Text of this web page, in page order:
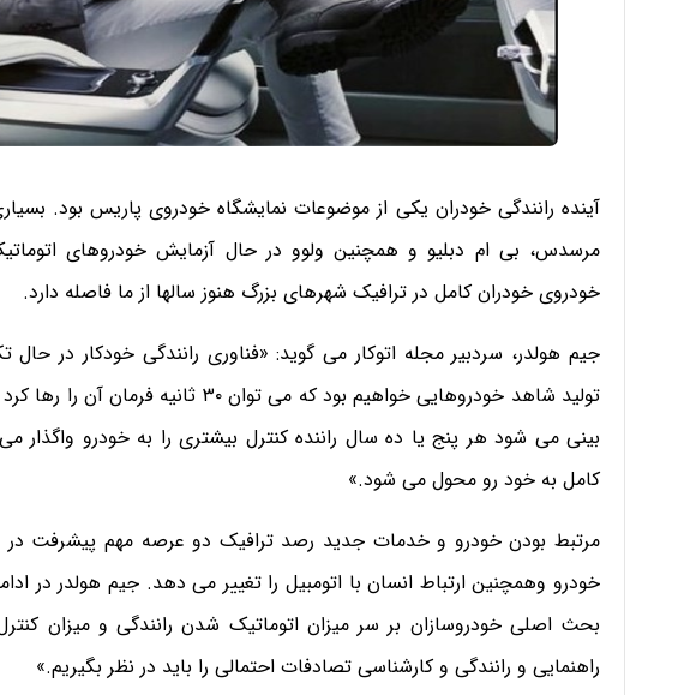
آینده رانندگی خودران یکی از موضوعات نمایشگاه خودروی پاریس بود.
مرسدس، بی ام دبلیو و همچنین ولوو در حال آزمایش خودروهای
خودروی خودران کامل در ترافیک شهرهای بزرگ هنوز سالها از ما فاصله دارد.
جیم هولدر، سردبیر مجله اتوکار می گوید: «فناوری رانندگی خودکار در
تولید شاهد خودروهایی خواهیم بود که می
کامل به خود رو محول می شود.»
مرتبط بودن خودرو و خدمات جدید رصد ترافیک دو عرصه مهم پیشرفت
خودرو وهمچنین ارتباط انسان با اتومبیل را تغییر می دهد. جیم هولدر در
بحث اصلی خودروسازان بر سر میزان اتوماتیک شدن رانندگی و میزان
راهنمایی و رانندگی و کارشناسی تصادفات احتمالی را باید در نظر بگیریم.»